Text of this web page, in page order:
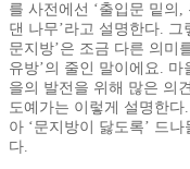
를 사전에선 ‘출입문 밑의
댄 나무’라고 설명한다.
문지방’은 조금 다른 의미
유방’의 줄인 말이에요.
을의 발전을 위해 많은 의
도예가는 이렇게 설명한
아 ‘문지방이 닳도록’ 드
다.